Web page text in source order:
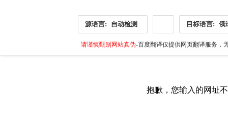
源语言: 自动检测 目标语言: 俄
请谨慎甄别网站真伪-百度翻译仅提供网页翻译服务，